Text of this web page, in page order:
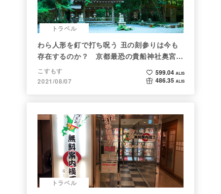
トラベル
わら人形を釘で打ち呪う 丑の刻参りは今も
存在するのか？ 京都最恐の貴船神社奥宮を
調べた
こすもす
2021/08/07
599.04 ALIS
486.35 ALIS
トラベル